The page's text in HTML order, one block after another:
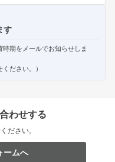
す
期をメールでお知らせしま
ださい。）
わせする
ださい。
ームへ